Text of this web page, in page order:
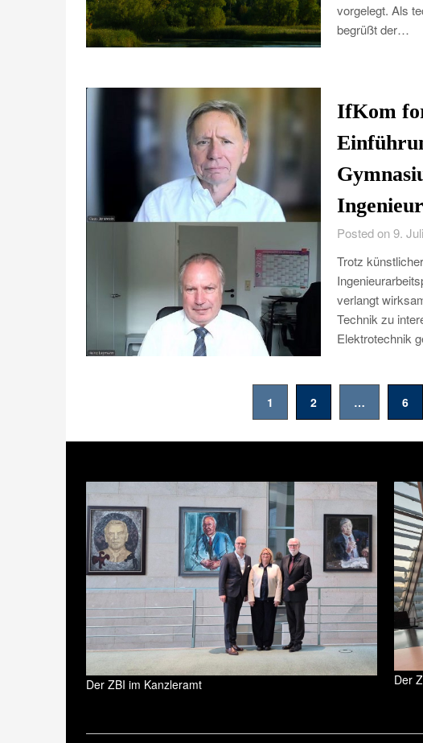
vorgelegt. Als
begrüßt der…
IfKom
Posted on 9.
Trotz
verlangt
Technik zu
Elektrotechnik
1 2 … 6
Der ZBI im Kanzleramt Der